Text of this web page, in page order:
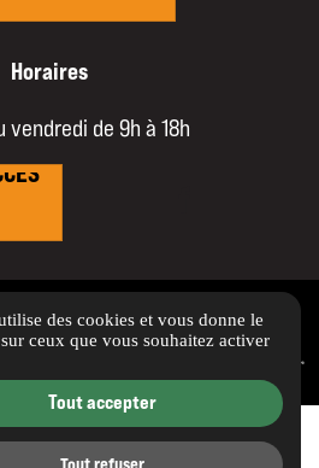
Horaires
vendredi de 9h à 18h
des cookies et vous donne le
ceux que vous souhaitez activer
Tout accepter
Tout refuser